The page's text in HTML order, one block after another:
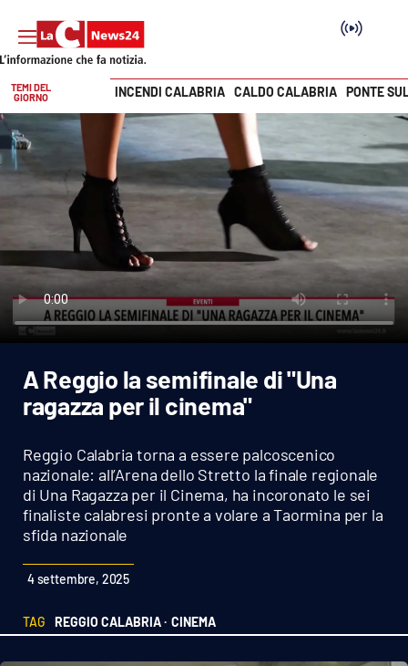
SEZIONI
Cronaca
Politica
Attualità
Economia e lavoro
Italia Mondo
Sanità
Sport
Cultura
Podcast
Vai
TEMI DEL
GIORNO
INCENDI CALABRIA CALDO CALABRIA PONTE
A Reggio la semifinale di "Una
ragazza per il cinema"
Reggio Calabria torna a essere palcoscenico
nazionale: all’Arena dello Stretto la finale regionale
di Una Ragazza per il Cinema, ha incoronato le sei
finaliste calabresi pronte a volare a Taormina per la
sfida nazionale
4 settembre, 2025
TAG REGGIO CALABRIA · CINEMA